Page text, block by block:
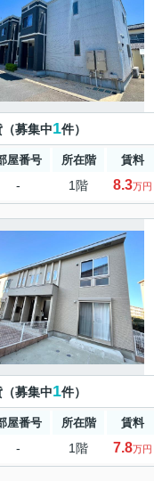
募集中1件）
屋番号 所在階 賃料
- 1階 8.3万円
募集中1件）
屋番号 所在階 賃料
- 1階 7.8万円